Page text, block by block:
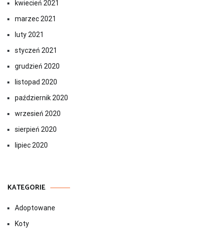
kwiecień 2021
marzec 2021
luty 2021
styczeń 2021
grudzień 2020
listopad 2020
październik 2020
wrzesień 2020
sierpień 2020
lipiec 2020
KATEGORIE
Adoptowane
Koty